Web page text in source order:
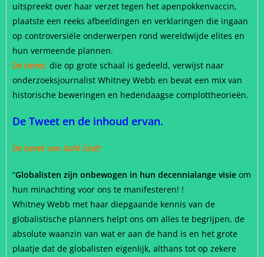
uitspreekt over haar verzet tegen het apenpokkenvaccin,
plaatste een reeks afbeeldingen en verklaringen die ingaan
op controversiële onderwerpen rond wereldwijde elites en
hun vermeende plannen.
De tweet, die op grote schaal is gedeeld, verwijst naar
onderzoeksjournalist Whitney Webb en bevat een mix van
historische beweringen en hedendaagse complottheorieën.
De Tweet en de inhoud ervan.
De tweet van Dahl luidt:
“Globalisten zijn onbewogen in hun decennialange visie om
hun minachting voor ons te manifesteren! !️
Whitney Webb met haar diepgaande kennis van de
globalistische planners helpt ons om alles te begrijpen, de
absolute waanzin van wat er aan de hand is en het grote
plaatje dat de globalisten eigenlijk, althans tot op zekere